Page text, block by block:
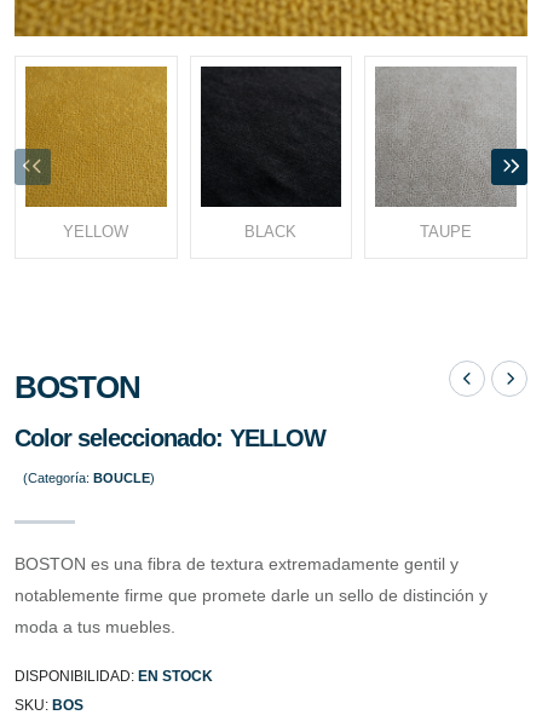
YELLOW BLACK TAUPE
BOSTON
Color seleccionado: YELLOW
(Categoría: BOUCLE)
BOSTON es una fibra de textura extremadamente gentil y
notablemente firme que promete darle un sello de distinción y
moda a tus muebles.
DISPONIBILIDAD: EN STOCK
SKU: BOS